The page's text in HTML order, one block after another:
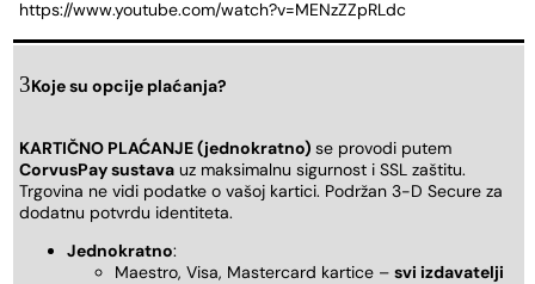
https://www.youtube.com/watch?v=MENzZZpRLdc
Koje su opcije plaćanja?
KARTIČNO PLAĆANJE (jednokratno) se provodi putem
CorvusPay sustava uz maksimalnu sigurnost i SSL zaštitu.
Trgovina ne vidi podatke o vašoj kartici. Podržan 3-D Secure za
dodatnu potvrdu identiteta.
Jednokratno:
Maestro, Visa, Mastercard kartice – svi izdavatelji